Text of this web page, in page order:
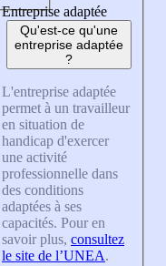
Entreprise adaptée
Qu'est-ce qu'une
entreprise adaptée
?
L'entreprise adaptée
permet à un travailleur
en situation de
handicap d'exercer
une activité
professionnelle dans
des conditions
adaptées à ses
capacités. Pour en
savoir plus, consultez
le site de l’UNEA.